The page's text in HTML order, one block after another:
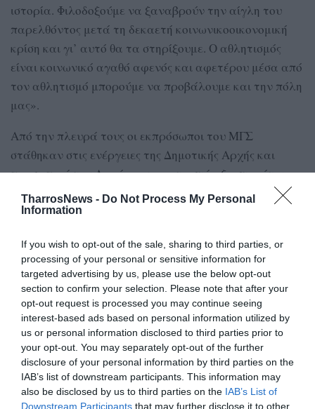
TharrosNews - Do Not Process My Personal
Information
If you wish to opt-out of the sale, sharing to third parties, or
processing of your personal or sensitive information for
targeted advertising by us, please use the below opt-out
section to confirm your selection. Please note that after your
opt-out request is processed you may continue seeing
interest-based ads based on personal information utilized by
us or personal information disclosed to third parties prior to
your opt-out. You may separately opt-out of the further
disclosure of your personal information by third parties on the
IAB’s list of downstream participants. This information may
also be disclosed by us to third parties on the IAB’s List of
Downstream Participants that may further disclose it to other
ιστορία. Φιλοδοξούμε να ξαναβρούν την αίγλη του
παρελθόντος μετά τη δεκαετή κοινωνικοοικονομική
κρίση και γι’ αυτό θα τα στηρίξουμε. Ο αθλητισμός
είναι κοινωνικό αγαθό αφενός και αφετέρου μέσα από
τον αθλητισμό μπορούμε να προβάλουμε και την πόλη
μας».
Από την πλευρά τους οι εκπρόσωποι του ΜΓΣ
στάθηκαν στις ενέργειες της Δημοτικής Αρχής και
προσωπικά του Δημάρχου, για τη στήριξη στο μίτινγκ
των «Παπαφλεσσείων», αλλά και γενικότερα στον
κλασικό αθλητισμό.
Χαρακτηριστικά, το μέλος του ΣΕΓΑΣ Δ. Πουλόπουλος
ανέφερε μεταξύ άλλων: «Ο ΣΕΓΑΣ βρήκε στήριγμα τη
Δημοτική Αρχή. Ευχαριστούμε τον Δήμαρχο ως
κλασικός αθλητισμός. Παινευόμαστε και είμαστε
υπερήφανοι για τη Δημοτική Αρχή».
Ο πρόεδρος του ΜΓΣ Π. Στασινόπουλος τόνισε πως
παρά τις δύσκολες συνθήκες, με τη βοήθεια του
Δημάρχου ο Μεσσηνιακός καλείται να διοργανώσει
ένα ακόμα σπουδαίο αθλητικό γεγονός, τα